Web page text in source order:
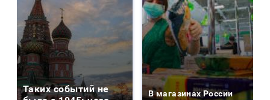
Таких событий не
В магазинах России